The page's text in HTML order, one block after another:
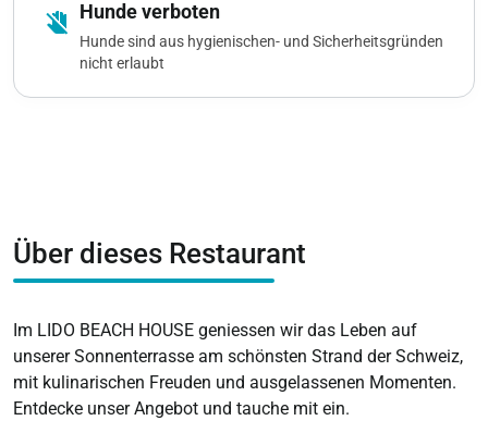
do_not_touch Hunde verboten
Hunde sind aus hygienischen- und Sicherheitsgründen
nicht erlaubt
Über dieses Restaurant
Im LIDO BEACH HOUSE geniessen wir das Leben auf
unserer Sonnenterrasse am schönsten Strand der Schweiz,
mit kulinarischen Freuden und ausgelassenen Momenten.
Entdecke unser Angebot und tauche mit ein.